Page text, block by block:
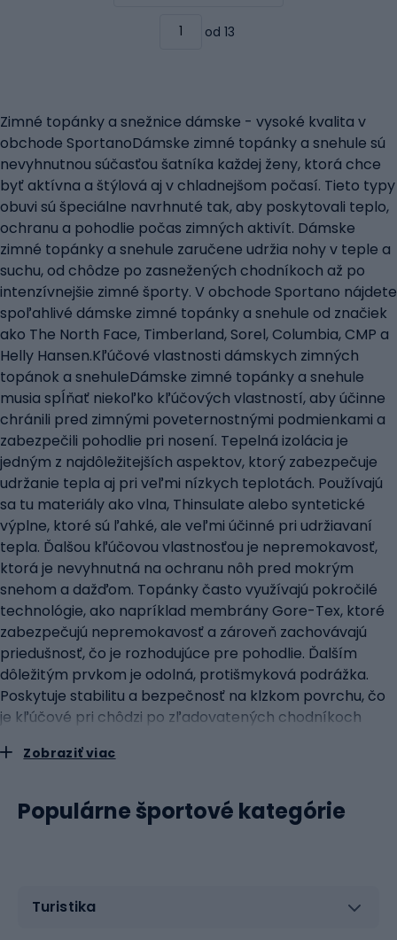
od 13
Zimné topánky a snežnice dámske - vysoké kvalita v
obchode SportanoDámske zimné topánky a snehule sú
nevyhnutnou súčasťou šatníka každej ženy, ktorá chce
byť aktívna a štýlová aj v chladnejšom počasí. Tieto typy
obuvi sú špeciálne navrhnuté tak, aby poskytovali teplo,
ochranu a pohodlie počas zimných aktivít. Dámske
zimné topánky a snehule zaručene udržia nohy v teple a
suchu, od chôdze po zasnežených chodníkoch až po
intenzívnejšie zimné športy. V obchode Sportano nájdete
spoľahlivé dámske zimné topánky a snehule od značiek
ako The North Face, Timberland, Sorel, Columbia, CMP a
Helly Hansen.Kľúčové vlastnosti dámskych zimných
topánok a snehuleDámske zimné topánky a snehule
musia spĺňať niekoľko kľúčových vlastností, aby účinne
chránili pred zimnými poveternostnými podmienkami a
zabezpečili pohodlie pri nosení. Tepelná izolácia je
jedným z najdôležitejších aspektov, ktorý zabezpečuje
udržanie tepla aj pri veľmi nízkych teplotách. Používajú
sa tu materiály ako vlna, Thinsulate alebo syntetické
výplne, ktoré sú ľahké, ale veľmi účinné pri udržiavaní
tepla. Ďalšou kľúčovou vlastnosťou je nepremokavosť,
ktorá je nevyhnutná na ochranu nôh pred mokrým
snehom a dažďom. Topánky často využívajú pokročilé
technológie, ako napríklad membrány Gore-Tex, ktoré
zabezpečujú nepremokavosť a zároveň zachovávajú
priedušnosť, čo je rozhodujúce pre pohodlie. Ďalším
dôležitým prvkom je odolná, protišmyková podrážka.
Poskytuje stabilitu a bezpečnosť na klzkom povrchu, čo
je kľúčové pri chôdzi po zľadovatených chodníkoch
vyrobené z gumy s hlbokým dezénom na zvýšenie
dôležitá dodatočná podpora členku, najmä ak sa plánujú
dlhé túry v náročnom teréne. Zabezpečuje stabilitu a
kľúčových faktorov: Účel: zvážte, na aký typ aktivity sa
Zobraziť viac
Populárne športové kategórie
Turistika